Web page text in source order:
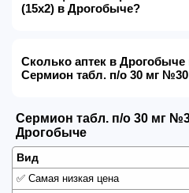
(15х2) в Дрогобыче?
Сколько аптек в Дрогобыче
Сермион табл. п/о 30 мг №30
Сермион табл. п/о 30 мг
Дрогобыче
Вид
✅ Самая низкая цена